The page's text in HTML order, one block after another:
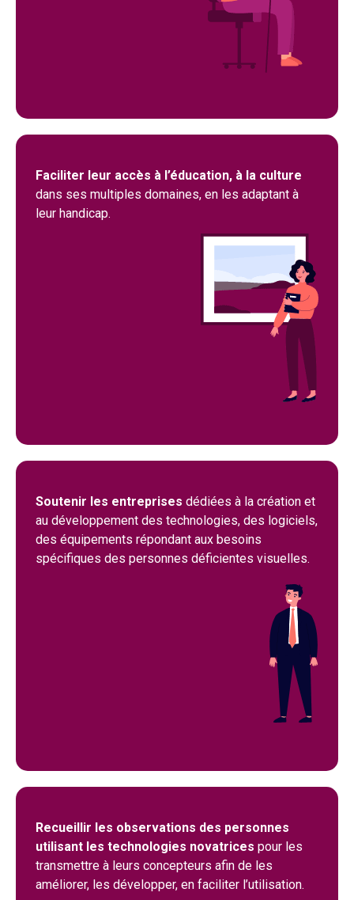
Faciliter leur accès à l’éducation, à la culture
dans ses multiples domaines, en les adaptant à
leur handicap.
Soutenir les entreprises dédiées à la création et
au développement des technologies, des logiciels,
des équipements répondant aux besoins
spécifiques des personnes déficientes visuelles.
Recueillir les observations des personnes
utilisant les technologies novatrices pour les
transmettre à leurs concepteurs afin de les
améliorer, les développer, en faciliter l’utilisation.